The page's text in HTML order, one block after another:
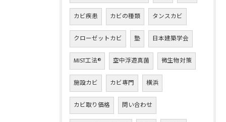
カビ疾患 カビの種類 タンスカビ
クローゼットカビ 塾 日本建築学会
MIST工法® 空中浮遊真菌 微生物対策
施設カビ カビ専門 横浜
カビ取り価格 問い合わせ